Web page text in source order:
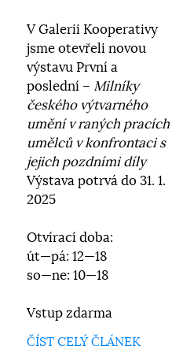
V Galerii Kooperativy
jsme otevřeli novou
výstavu První a
poslední – Milníky
českého výtvarného
umění v raných pracích
umělců v konfrontaci s
jejich pozdními díly
Výstava potrvá do 31. 1.
2025
Otvírací doba:
út—pá: 12—18
so—ne: 10—18
Vstup zdarma
ČÍST CELÝ ČLÁNEK